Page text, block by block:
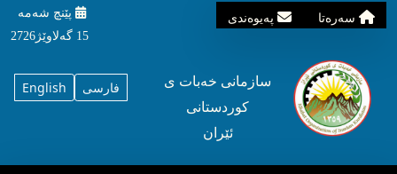
سه‌ره‌تا په‌یوه‌ندی
پێنچ شه‌مه‌
15 گه‌لاوێژ2726
English فارسی
سازمانی خه‌بات ی
کوردستانی
ئێران